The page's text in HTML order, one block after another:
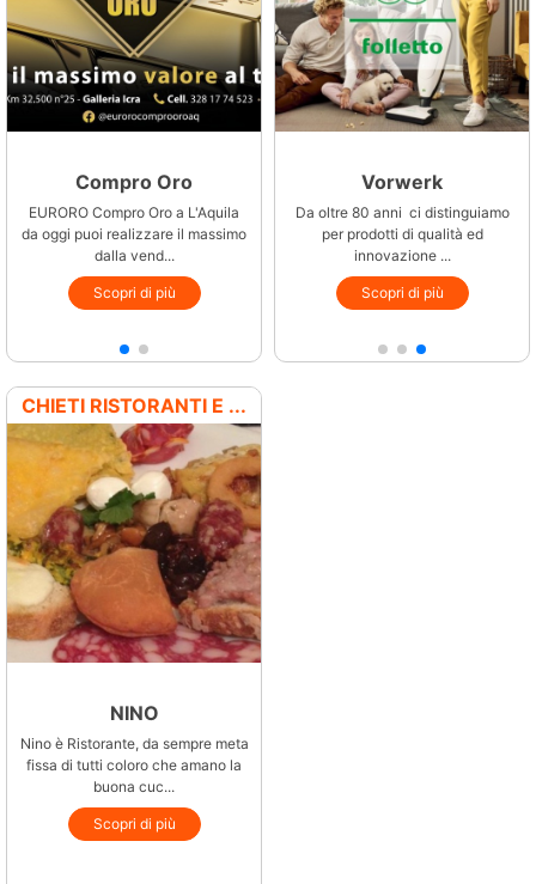
Compro Oro
EURORO Compro Oro a L'Aquila
da oggi puoi realizzare il massimo
dalla vend...
Scopri di più
Mediocasa
Mediocasa è un franchising che
opera su tutto il territorio
nazionale. Nella nuova s...
Scopri di più
Vorwerk
Da oltre 80 anni ci distinguiamo
per prodotti di qualità ed
innovazione ...
Scopri di più
CHIETI RISTORANTI E ...
NINO
Nino è Ristorante, da sempre meta
fissa di tutti coloro che amano la
buona cuc...
Scopri di più